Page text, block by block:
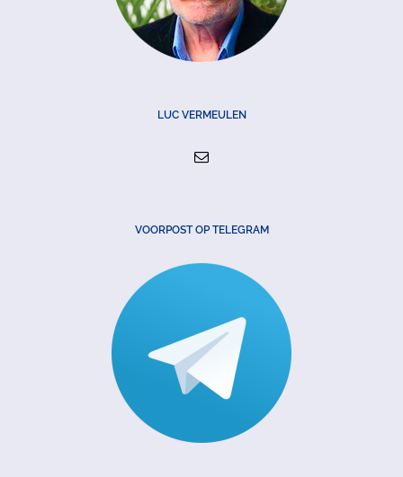
LUC VERMEULEN
VOORPOST OP TELEGRAM